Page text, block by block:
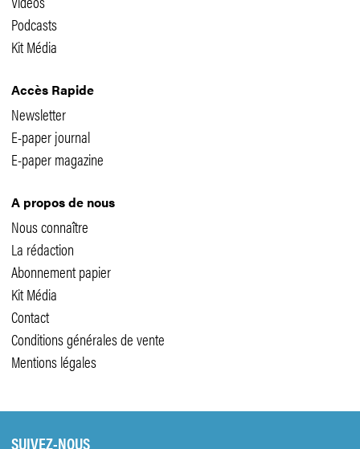
Podcasts
Kit Média
Accès Rapide
Newsletter
E-paper journal
E-paper magazine
A propos de nous
Nous connaître
La rédaction
Abonnement papier
Kit Média
Contact
Conditions générales de vente
Mentions légales
SUIVEZ-NOUS